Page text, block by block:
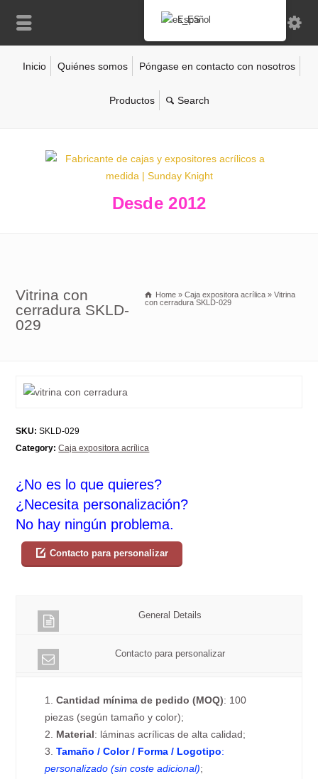
Inicio Quiénes somos Póngase en contacto con nosotros
Productos
Desde 2012
Vitrina con
cerradura SKLD-
029
Home » Caja expositora acrílica » Vitrina
con cerradura SKLD-029
SKU: SKLD-029
Category: Caja expositora acrílica
¿No es lo que quieres?
¿Necesita personalización?
No hay ningún problema.
Contacto para personalizar
General Details
Contacto para personalizar
1.Cantidad mínima de pedido (MOQ): 100
piezas (según tamaño y color);
2. Material: láminas acrílicas de alta calidad;
3.Tamaño / Color / Forma / Logotipo:
personalizado (sin coste adicional);
Español